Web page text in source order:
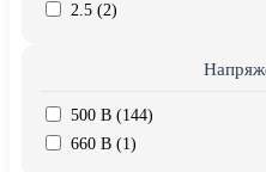
2.5 (2)
500 В (144)
660 В (1)